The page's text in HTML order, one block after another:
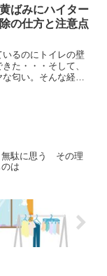
、手が届かない部分
のか、...
ばみにハイター
の仕方と注意点
るのにトイレの壁
た・・・そして、
匂い。そんな経験
無駄に思う その理
は